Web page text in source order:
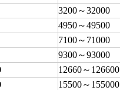
3200～32000
4950～49500
7100～71000
9300～93000
12660～126600
15500～155000